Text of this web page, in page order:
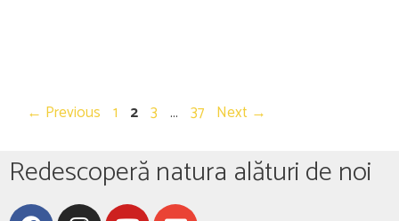
← Previous 1 2 3 … 37 Next →
Redescoperă natura alături de noi